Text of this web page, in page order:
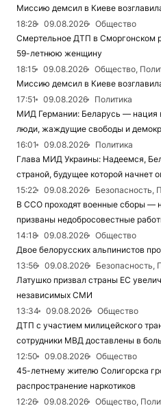
Миссию демсил в Киеве
18:28
09.08.2026
Общество
Смертельное ДТП в Сморгонском
59-летнюю женщину
18:15
09.08.2026
Общество,
Миссию демсил в Киеве
17:51
09.08.2026
Политика
МИД Германии: Беларусь — нация
люди, жаждущие свободы и
16:01
09.08.2026
Политика
Глава МИД Украины: Надеемся,
страной, будущее которой начнет
15:22
09.08.2026
Безопасность,
В ССО проходят военные сборы —
призваны недобросовестные
14:18
09.08.2026
Общество
Двое белорусских альпинистов
13:56
09.08.2026
Безопасность,
Латушко призвал страны ЕС
независимых СМИ
13:34
09.08.2026
Общество
ДТП с участием милицейского
сотрудники МВД доставлены в
12:50
09.08.2026
Общество
45-летнему жителю Солигорска
распространение наркотиков
12:26
09.08.2026
Общество,